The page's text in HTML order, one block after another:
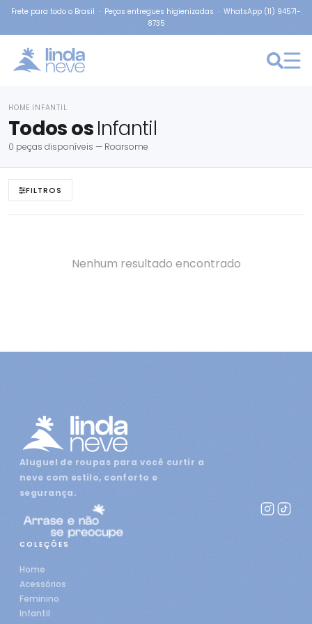
Frete para todo o Brasil · Peças entregues higienizadas · WhatsApp (11) 94571-
8735
HOME INFANTIL
Todos osInfantil
0 peças disponíveis — Roarsome
FILTROS
Nenhum resultado encontrado
Aluguel de roupas para você curtir a
neve com estilo, conforto e
segurança.
COLEÇÕES
Home
Acessórios
Feminino
Infantil